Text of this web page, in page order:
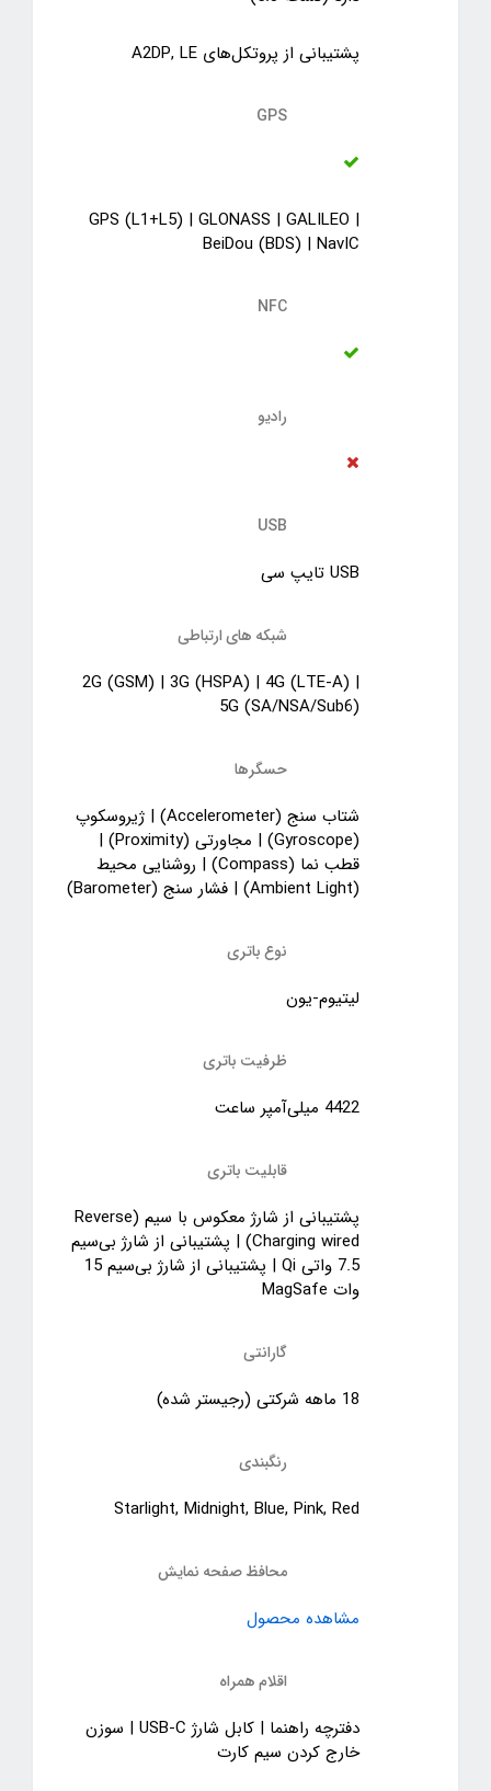
پشتیبانی از پروتکل‌های A2DP, LE
GPS
GPS (L1+L5) | GLONASS | GALILEO |
BeiDou (BDS) | NavIC
NFC
رادیو
USB
USB تایپ سی
شبکه های ارتباطی
2G (GSM) | 3G (HSPA) | 4G (LTE-A) |
5G (SA/NSA/Sub6)
حسگرها
شتاب سنج (Accelerometer) | ژیروسکوپ
(Gyroscope) | مجاورتی (Proximity) |
قطب نما (Compass) | روشنایی محیط
(Ambient Light) | فشار سنج (Barometer)
نوع باتری
لیتیوم-یون
ظرفیت باتری
4422 میلی‌آمپر ساعت
قابلیت باتری
پشتیبانی از شارژ معکوس با سیم (Reverse
Charging wired) | پشتیبانی از شارژ بی‌سیم
7.5 واتی Qi | پشتیبانی از شارژ بی‌سیم 15
وات MagSafe
گارانتی
18 ماهه شرکتی (رجیستر شده)
رنگبندی
Starlight, Midnight, Blue, Pink, Red
محافظ صفحه نمایش
مشاهده محصول
اقلام همراه
دفترچه‌ راهنما | کابل شارژ USB-C | سوزن
خارج کردن سیم کارت